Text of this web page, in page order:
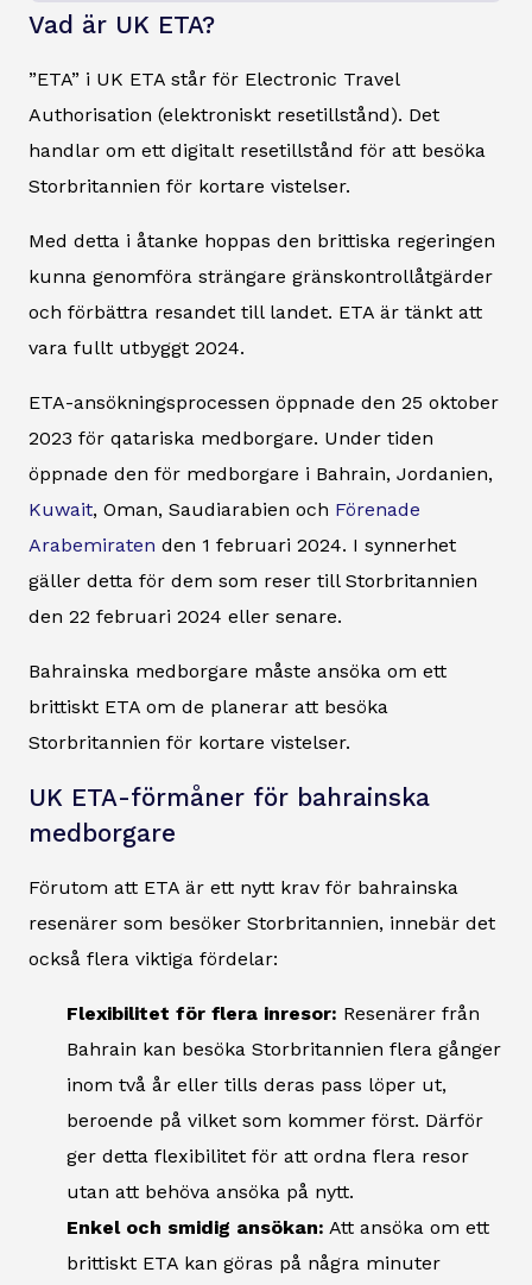
Vad är UK ETA?
”ETA” i UK ETA står för Electronic Travel
Authorisation (elektroniskt resetillstånd). Det
handlar om ett digitalt resetillstånd för att besöka
Storbritannien för kortare vistelser.
Med detta i åtanke hoppas den brittiska regeringen
kunna genomföra strängare gränskontrollåtgärder
och förbättra resandet till landet. ETA är tänkt att
vara fullt utbyggt 2024.
ETA-ansökningsprocessen öppnade den 25 oktober
2023 för qatariska medborgare. Under tiden
öppnade den för medborgare i Bahrain, Jordanien,
Kuwait, Oman, Saudiarabien och Förenade
Arabemiraten den 1 februari 2024. I synnerhet
gäller detta för dem som reser till Storbritannien
den 22 februari 2024 eller senare.
Bahrainska medborgare måste ansöka om ett
brittiskt ETA om de planerar att besöka
Storbritannien för kortare vistelser.
UK ETA-förmåner för bahrainska
medborgare
Förutom att ETA är ett nytt krav för bahrainska
resenärer som besöker Storbritannien, innebär det
också flera viktiga fördelar:
Flexibilitet för flera inresor: Resenärer från
Bahrain kan besöka Storbritannien flera gånger
inom två år eller tills deras pass löper ut,
beroende på vilket som kommer först. Därför
ger detta flexibilitet för att ordna flera resor
utan att behöva ansöka på nytt.
Enkel och smidig ansökan: Att ansöka om ett
brittiskt ETA kan göras på några minuter